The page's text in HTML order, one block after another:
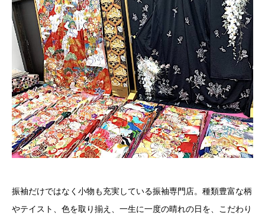
振袖だけではなく小物も充実している振袖専門店。種類豊富な柄
やテイスト、色を取り揃え、一生に一度の晴れの日を、こだわり